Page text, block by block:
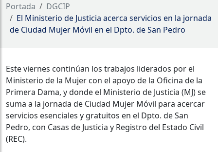
Portada
DGCIP
El Ministerio de Justicia acerca servicios en la jornada
de Ciudad Mujer Móvil en el Dpto. de San Pedro
Este viernes continúan los trabajos liderados por el
Ministerio de la Mujer con el apoyo de la Oficina de la
Primera Dama, y donde el Ministerio de Justicia (MJ) se
suma a la jornada de Ciudad Mujer Móvil para acercar
servicios esenciales y gratuitos en el Dpto. de San
Pedro, con Casas de Justicia y Registro del Estado Civil
(REC).